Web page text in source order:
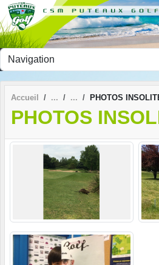
Accueil PHOTOS
PHOTOS
Panneau de gestion des cookies